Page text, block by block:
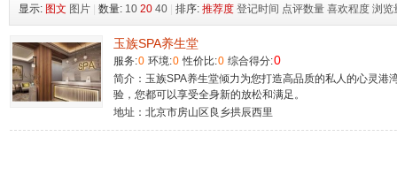
显示: 图文 图片 数量: 10 20 40 排序: 推荐度 登记时间 点评数量 喜欢程度 浏览
玉族SPA养生堂
服务:0 环境:0 性价比:0 综合得分:0
简介：玉族SPA养生堂倾力为您打造高品质的私人的心灵港
验，您都可以享受全身新的放松和满足。
地址：北京市房山区良乡拱辰西里